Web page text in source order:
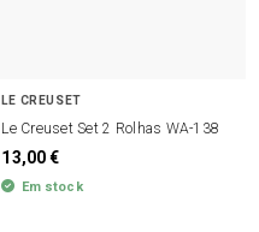
LE CREUSET
Le Creuset Set 2 Rolhas WA-138
13,00 €
Em stock